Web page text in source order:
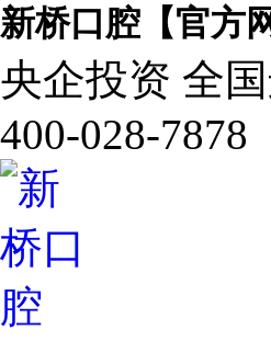
新桥口腔【官方
央企投资 全
400-028-7878